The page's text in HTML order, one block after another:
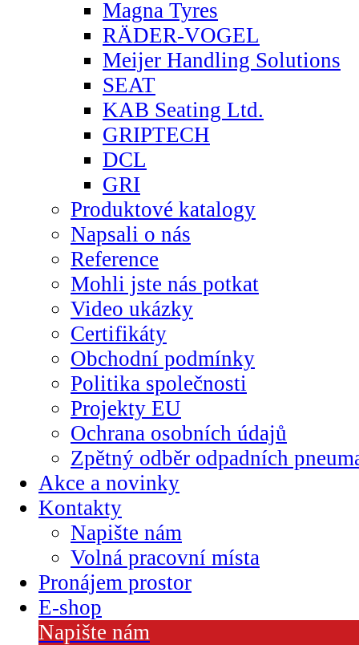
Magna Tyres
RÄDER-VOGEL
Meijer Handling Solutions
SEAT
KAB Seating Ltd.
GRIPTECH
DCL
GRI
Produktové katalogy
Napsali o nás
Reference
Mohli jste nás potkat
Video ukázky
Certifikáty
Obchodní podmínky
Politika společnosti
Projekty EU
Ochrana osobních údajů
Zpětný odběr odpadních
Akce a novinky
Kontakty
Napište nám
Volná pracovní místa
Pronájem prostor
E-shop
Napište nám